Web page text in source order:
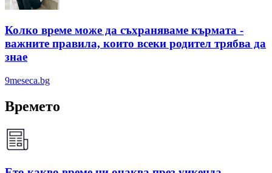
Колко време може да съхраняваме кърмата -
важните правила, които всеки родител трябва да
знае
9meseca.bg
Времето